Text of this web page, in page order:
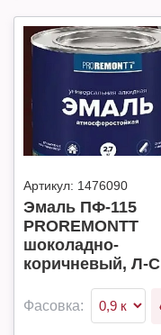
Артикул: 1476090
Эмаль ПФ-115
PROREMONTT
шоколадно-
коричневый, Л-С
Фасовка: